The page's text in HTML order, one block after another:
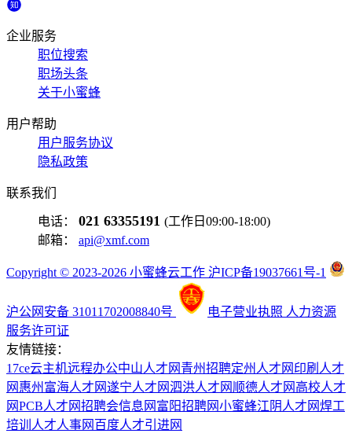
企业服务
职位搜索
职场头条
关于小蜜蜂
用户帮助
用户服务协议
隐私政策
联系我们
电话： 021 63355191 (工作日09:00-18:00)
邮箱： api@xmf.com
Copyright © 2023-2026 小蜜蜂云工作 沪ICP备19037661号-1
沪公网安备 31011702008840号 电子营业执照 人力资源
服务许可证
友情链接：
17ce云主机远程办公中山人才网 青州招聘定州人才网 印刷人才
网 惠州富海人才网遂宁人才网泗洪人才网 顺德人才网 高校人才
网PCB人才网招聘会信息网 富阳招聘网小蜜蜂江阴人才网焊工
培训 人才人事网 百度人才引进网